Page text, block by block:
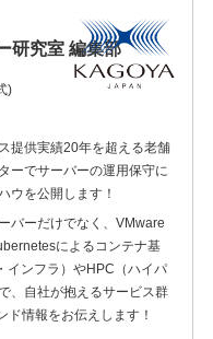
研究室 編集部
)
提供実績20年を超える老舗
ーでサーバーの運用保守に
ウを公開します！
バーだけでなく、VMware
によるコンテナ基
インフラ）やHPC（ハイパ
、自社が抱えるサービス群
ド情報をお伝えします！